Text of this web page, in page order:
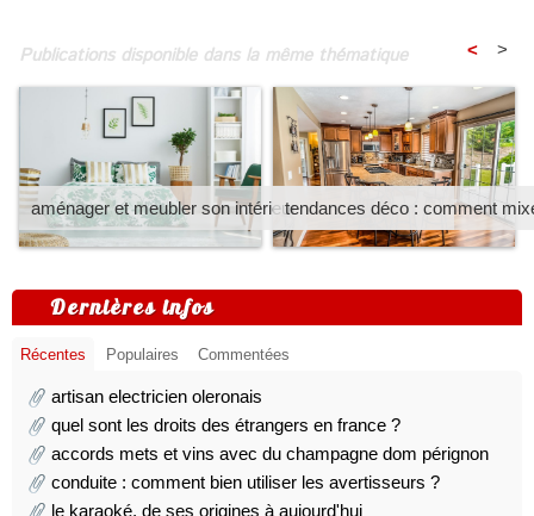
Publications disponible dans la même thématique < >
aménager et meubler son intérieurtendances déco : comment
Dernières infos
Récentes Populaires Commentées
artisan electricien oleronais
quel sont les droits des étrangers en france ?
accords mets et vins avec du champagne dom pérignon
conduite : comment bien utiliser les avertisseurs ?
le karaoké, de ses origines à aujourd'hui